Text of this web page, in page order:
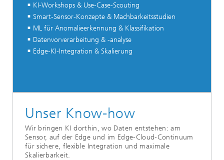
KI-Workshops & Use-Case-Scouting
Smart-Sensor-Konzepte & Machbarkeitsstudien
ML für Anomalieerkennung & Klassifikation
Datenvorverarbeitung & -analyse
Edge-KI-Integration & Skalierung
Unser Know-how
Wir bringen KI dorthin, wo Daten entstehen: am
Sensor, auf der Edge und im Edge-Cloud-Continuum
für sichere, flexible Integration und maximale
Skalierbarkeit.